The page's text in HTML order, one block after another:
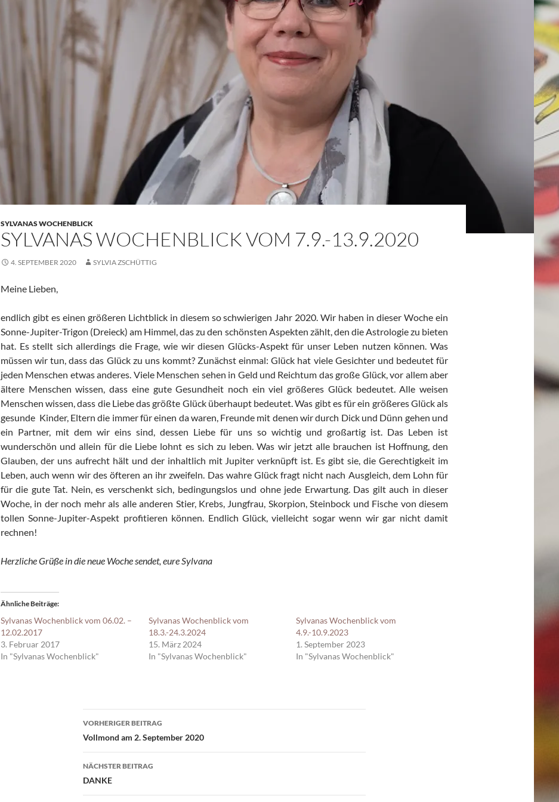
SYLVANAS WOCHENBLICK
SYLVANAS WOCHENBLICK VOM 7.9.-13.9.2020
4. SEPTEMBER 2020 SYLVIA ZSCHÜTTIG
Meine Lieben,
endlich gibt es einen größeren Lichtblick in diesem so schwierigen Jahr 2020. Wir haben in dieser Woche ein
Sonne-Jupiter-Trigon (Dreieck) am Himmel, das zu den schönsten Aspekten zählt, den die Astrologie zu bieten
hat. Es stellt sich allerdings die Frage, wie wir diesen Glücks-Aspekt für unser Leben nutzen können. Was
müssen wir tun, dass das Glück zu uns kommt? Zunächst einmal: Glück hat viele Gesichter und bedeutet für
jeden Menschen etwas anderes. Viele Menschen sehen in Geld und Reichtum das große Glück, vor allem aber
ältere Menschen wissen, dass eine gute Gesundheit noch ein viel größeres Glück bedeutet. Alle weisen
Menschen wissen, dass die Liebe das größte Glück überhaupt bedeutet. Was gibt es für ein größeres Glück als
gesunde Kinder, Eltern die immer für einen da waren, Freunde mit denen wir durch Dick und Dünn gehen und
ein Partner, mit dem wir eins sind, dessen Liebe für uns so wichtig und großartig ist. Das Leben ist
wunderschön und allein für die Liebe lohnt es sich zu leben. Was wir jetzt alle brauchen ist Hoffnung, den
Glauben, der uns aufrecht hält und der inhaltlich mit Jupiter verknüpft ist. Es gibt sie, die Gerechtigkeit im
Leben, auch wenn wir des öfteren an ihr zweifeln. Das wahre Glück fragt nicht nach Ausgleich, dem Lohn für
für die gute Tat. Nein, es verschenkt sich, bedingungslos und ohne jede Erwartung. Das gilt auch in dieser
Woche, in der noch mehr als alle anderen Stier, Krebs, Jungfrau, Skorpion, Steinbock und Fische von diesem
tollen Sonne-Jupiter-Aspekt profitieren können. Endlich Glück, vielleicht sogar wenn wir gar nicht damit
rechnen!
Herzliche Grüße in die neue Woche sendet, eure Sylvana
Ähnliche Beiträge
Sylvanas Wochenblick vom 06.02. –
12.02.2017
3. Februar 2017
In "Sylvanas Wochenblick"
Sylvanas Wochenblick vom
18.3.-24.3.2024
15. März 2024
In "Sylvanas Wochenblick"
Sylvanas Wochenblick vom
4.9.-10.9.2023
1. September 2023
In "Sylvanas Wochenblick"
Beitragsnavigation
VORHERIGER BEITRAG
Vollmond am 2. September 2020
NÄCHSTER BEITRAG
DANKE